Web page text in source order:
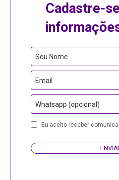
Cadastre-
Your
Website
Seu Nome
Email
Whatsapp (opcional)
Eu aceito receber